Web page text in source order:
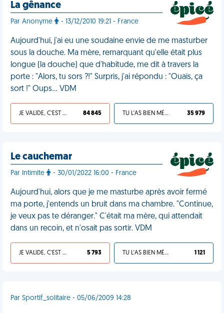
La gênance
Par Anonyme - 13/12/2010 19:21 - France
Aujourd'hui, j'ai eu une soudaine envie de me masturber
sous la douche. Ma mère, remarquant qu'elle était plus
longue (la douche) que d'habitude, me dit à travers la
porte : "Alors, tu sors ?!" Surpris, j'ai répondu : "Ouais, ça
sort !" Oups... VDM
JE VALIDE, C'EST UNE VDM 84 845 TU L'AS BIEN MÉRITÉ 35 979
Le cauchemar
Par Intimite - 30/01/2022 16:00 - France
Aujourd'hui, alors que je me masturbe après avoir fermé
ma porte, j'entends un bruit dans ma chambre. "Continue,
je veux pas te déranger." C'était ma mère, qui attendait
dans un recoin, et n'osait pas sortir. VDM
JE VALIDE, C'EST UNE VDM 5 793 TU L'AS BIEN MÉRITÉ 1 121
Par Sportif_solitaire - 05/06/2009 14:28